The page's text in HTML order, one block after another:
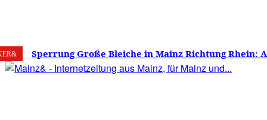
8. August 2026 16.7 Mainz
Sperrung Große Bleiche in Mainz Richtung Rhein:
verwirrt, Mainzer stinksauer – Haben die Mainzer